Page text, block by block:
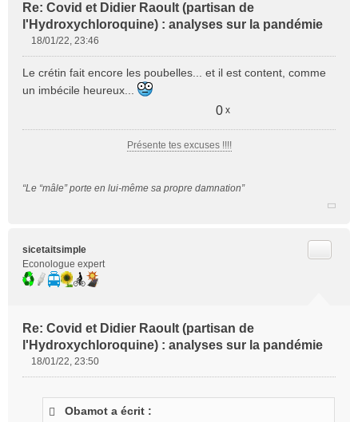
Re: Covid et Didier Raoult (partisan de
l'Hydroxychloroquine) : analyses sur la pandémie
s
s
l
18/01/22, 23:46
Le crétin fait encore les poubelles... et il est content, comme
un imbécile heureux...
0 x
Présente tes excuses !!!!
“Le “mâle” porte en lui-même sa propre damnation”
sicetaitsimple
Econologue expert
Re: Covid et Didier Raoult (partisan de
l'Hydroxychloroquine) : analyses sur la pandémie
18/01/22, 23:50
Obamot a écrit :